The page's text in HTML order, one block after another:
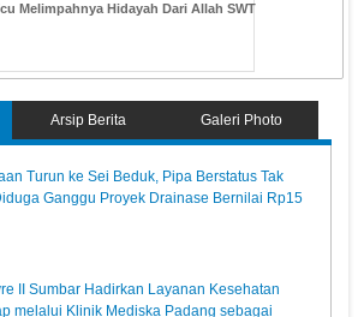
Melimpahnya Hidayah Dari Allah SWT
Arsip Berita Galeri Photo
Turun ke Sei Beduk, Pipa Berstatus Tak
Ganggu Proyek Drainase Bernilai Rp15
II Sumbar Hadirkan Layanan Kesehatan
melalui Klinik Mediska Padang sebagai